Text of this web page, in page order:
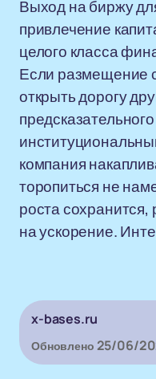
Выход на биржу
привлечение
целого класса
Если размещение
открыть дорогу
компания
торопиться не
роста
на ускорение.
x-bases.ru
Обновлено 25/06/